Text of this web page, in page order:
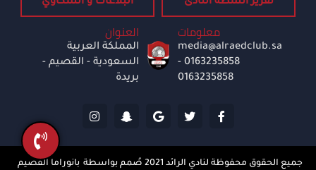
معلومات
media@alraedclub.sa
0163235858
-
0163235858
العنوان
المملكة العربية
السعودية - القصيم -
بريدة
جميع الحقوق محفوظة لنادي الرائد 2021 صُمم بواسطة بانوراما القصيم